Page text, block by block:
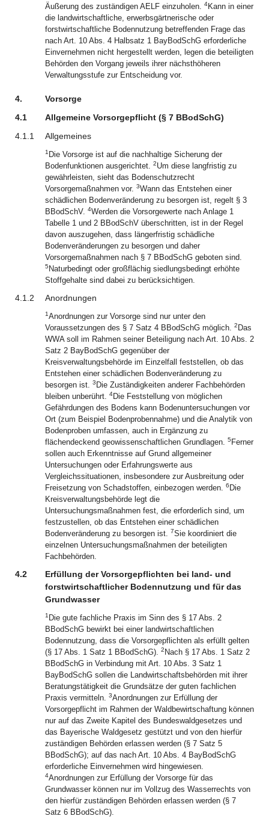
Äußerung des zuständigen AELF einzuholen. 4Kann in einer
die landwirtschaftliche, erwerbsgärtnerische oder
forstwirtschaftliche Bodennutzung betreffenden Frage das
nach Art. 10 Abs. 4 Halbsatz 1 BayBodSchG erforderliche
Einvernehmen nicht hergestellt werden, legen die beteiligten
Behörden den Vorgang jeweils ihrer nächsthöheren
Verwaltungsstufe zur Entscheidung vor.
4.
Vorsorge
4.1
Allgemeine Vorsorgepflicht (§ 7 BBodSchG)
4.1.1
Allgemeines
1 Die Vorsorge ist auf die nachhaltige Sicherung der
Bodenfunktionen ausgerichtet. 2Um diese langfristig zu
gewährleisten, sieht das Bodenschutzrecht
Vorsorgemaßnahmen vor. 3Wann das Entstehen einer
schädlichen Bodenveränderung zu besorgen ist, regelt § 3
BBodSchV. 4Werden die Vorsorgewerte nach Anlage 1
Tabelle 1 und 2 BBodSchV überschritten, ist in der Regel
davon auszugehen, dass längerfristig schädliche
Bodenveränderungen zu besorgen und daher
Vorsorgemaßnahmen nach § 7 BBodSchG geboten sind.
5 Naturbedingt oder großflächig siedlungsbedingt erhöhte
Stoffgehalte sind dabei zu berücksichtigen.
4.1.2 Anordnungen
1Anordnungen zur Vorsorge sind nur unter den
Voraussetzungen des § 7 Satz 4 BBodSchG möglich. 2 Das
WWA soll im Rahmen seiner Beteiligung nach Art. 10 Abs. 2
Satz 2 BayBodSchG gegenüber der
Kreisverwaltungsbehörde im Einzelfall feststellen, ob das
Entstehen einer schädlichen Bodenveränderung zu
besorgen ist. 3 Die Zuständigkeiten anderer Fachbehörden
bleiben unberührt. 4Die Feststellung von möglichen
Gefährdungen des Bodens kann Bodenuntersuchungen vor
Ort (zum Beispiel Bodenprobennahme) und die Analytik von
Bodenproben umfassen, auch in Ergänzung zu
flächendeckend geowissenschaftlichen Grundlagen. 5 Ferner
sollen auch Erkenntnisse auf Grund allgemeiner
Untersuchungen oder Erfahrungswerte aus
Vergleichssituationen, insbesondere zur Ausbreitung oder
Freisetzung von Schadstoffen, einbezogen werden. 6 Die
Kreisverwaltungsbehörde legt die
Untersuchungsmaßnahmen fest, die erforderlich sind, um
festzustellen, ob das Entstehen einer schädlichen
Bodenveränderung zu besorgen ist. 7Sie koordiniert die
einzelnen Untersuchungsmaßnahmen der beteiligten
Fachbehörden.
4.2
Erfüllung der Vorsorgepflichten bei land- und
forstwirtschaftlicher Bodennutzung und für das
Grundwasser
1 Die gute fachliche Praxis im Sinn des § 17 Abs. 2
BBodSchG bewirkt bei einer landwirtschaftlichen
Bodennutzung, dass die Vorsorgepflichten als erfüllt gelten
(§ 17 Abs. 1 Satz 1 BBodSchG). 2 Nach § 17 Abs. 1 Satz 2
BBodSchG in Verbindung mit Art. 10 Abs. 3 Satz 1
BayBodSchG sollen die Landwirtschaftsbehörden mit ihrer
Beratungstätigkeit die Grundsätze der guten fachlichen
Praxis vermitteln. 3Anordnungen zur Erfüllung der
Vorsorgepflicht im Rahmen der Waldbewirtschaftung können
nur auf das Zweite Kapitel des Bundeswaldgesetzes und
das Bayerische Waldgesetz gestützt und von den hierfür
zuständigen Behörden erlassen werden (§ 7 Satz 5
BBodSchG); auf das nach Art. 10 Abs. 4 BayBodSchG
erforderliche Einvernehmen wird hingewiesen.
4Anordnungen zur Erfüllung der Vorsorge für das
Grundwasser können nur im Vollzug des Wasserrechts von
den hierfür zuständigen Behörden erlassen werden (§ 7
Satz 6 BBodSchG).